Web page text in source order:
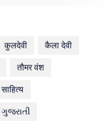
कुलदेवी
कैला देवी
तौमर वंश
साहित्य
ગુજરાતી